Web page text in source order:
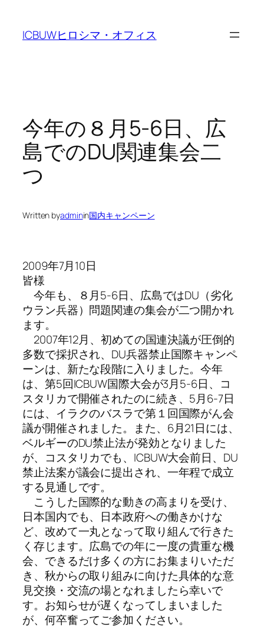
content
ICBUWヒロシマ・オフィス
今年の８月5-6日、広
島でのDU関連集会二
つ
Written byadminin国内キャンペーン
2009年7月10日
皆様
今年も、８月5-6日、広島ではDU（劣化
ウラン兵器）問題関連の集会が二つ開かれ
ます。
2007年12月、初めての国連決議が圧倒的
多数で採択され、DU兵器禁止国際キャンペ
ーンは、新たな段階に入りました。今年
は、第5回ICBUW国際大会が3月5-6日、コ
スタリカで開催されたのに続き、5月6-7日
には、イラクのバスラで第１回国際がん会
議が開催されました。また、6月21日には、
ベルギーのDU禁止法が発効となりました
が、コスタリカでも、ICBUW大会前日、DU
禁止法案が議会に提出され、一年程で成立
する見通しです。
こうした国際的な動きの高まりを受け、
日本国内でも、日本政府への働きかけな
ど、改めて一丸となって取り組んで行きた
く存じます。広島での年に一度の貴重な機
会、できるだけ多くの方にお集まりいただ
き、秋からの取り組みに向けた具体的な意
見交換・交流の場となれましたら幸いで
す。お知らせが遅くなってしまいました
が、何卒奮ってご参加ください。